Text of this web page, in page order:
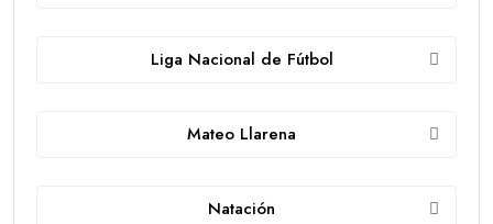
Liga Nacional de Fútbol
Mateo Llarena
Natación